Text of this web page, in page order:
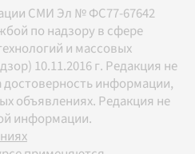
СМИ Эл № ФС77-67642
по надзору в сфере
и массовых
10.11.2016 г. Редакция не
достоверность информации,
объявлениях. Редакция не
информации.